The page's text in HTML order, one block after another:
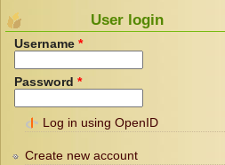
User login
Username *
Password *
Log in using OpenID
Create new account